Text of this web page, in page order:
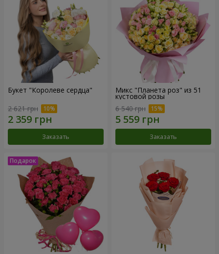
Букет "Королеве сердца"
2 621 грн
Заказать
Микс "Планета роз" из 51
кустовой розы
6 540 грн
Заказать